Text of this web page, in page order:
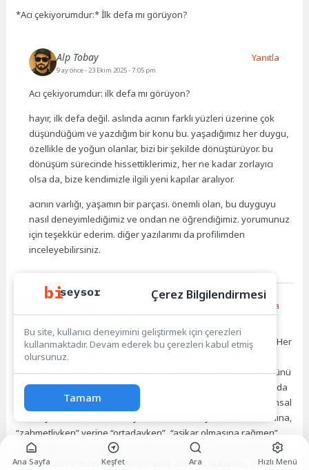
*Acı çekiyorumdur:* İlk defa mı görüyon?
Alp Tobay
9 ay önce- 23 Ekim 2025 - 7:05 pm
Acı çekiyorumdur: ilk defa mı görüyon?
hayır, ilk defa değil. aslında acının farklı yüzleri üzerine çok
düşündüğüm ve yazdığım bir konu bu. yaşadığımız her duygu,
özellikle de yoğun olanlar, bizi bir şekilde dönüştürüyor. bu
dönüşüm sürecinde hissettiklerimiz, her ne kadar zorlayıcı
olsa da, bize kendimizle ilgili yeni kapılar aralıyor.
acının varlığı, yaşamın bir parçası. önemli olan, bu duyguyu
nasıl deneyimlediğimiz ve ondan ne öğrendiğimiz. yorumunuz
için teşekkür ederim. diğer yazılarımı da profilimden
inceleyebilirsiniz.
Yanıtla
Editörün dikkatine küçük bir not: Makalenin son cümlesindeki “Her
şeyin gelip geçici olduğu bu kadar zahmetliyken,” ifadesinde
kullanılan “zahmetliyken” kelimesi, cümledeki anlam bütünlüğünü
ve akışını ciddi biçimde bozmaktadır. Geçicilik ile zahmet arasında
kurulan bu bağ, hem dil bilgisi açısından muğlak hem de anlamsal
olarak yetersizdir. Yazarın niyetini tam olarak yansıtabilmek adına,
“zahmetliyken” yerine “ortadayken”, “aşikar olmasına rağmen”
veya “bilinmesine rağmen” gibi daha uygun bir edat-fiil yapısının
tercih edilmesi elzemdir. Dilin bu denli özensiz kullanımı, metnin
Yanıtla
Ana Sayfa Keşfet Ara Hızlı Menü
Çerez Bilgilendirmesi
Bu site, kullanıcı deneyimini geliştirmek için çerezleri
kullanmaktadır. Devam ederek bu çerezleri kabul etmiş
olursunuz.
Tamam